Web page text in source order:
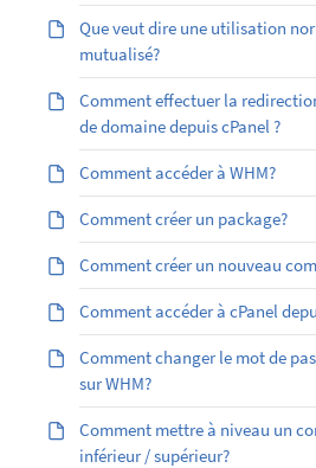
Que veut dire une utilisation
mutualisé?
Comment effectuer la
de domaine depuis cPanel ?
Comment accéder à WHM?
Comment créer un package?
Comment créer un nouveau
Comment accéder à cPanel
Comment changer le mot de
sur WHM?
Comment mettre à niveau un
inférieur / supérieur?